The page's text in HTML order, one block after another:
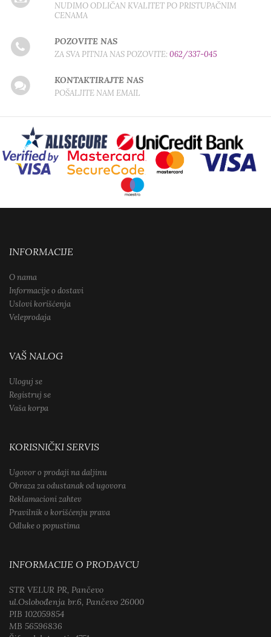
NUDIMO ODLIČAN KVALITET PO PRISTUPAČNIM
CENAMA
POZOVITE NAS
ZA SVA PITNJA NAS POZOVITE:062/337-045
KONTAKTIRAJTE NAS
POŠALJITE NAM EMAIL
INFORMACIJE
O nama
Informacije o dostavi
Uslovi korišćenja
Veleprodaja
VAŠ NALOG
Uloguj se
Registruj se
Vaša korpa
KORISNIČKI SERVIS
Ugovor o prodaji na daljinu
Obraza za odustanak od ugovora
Reklamacioni zahtev
Pravilnik o korišćenju prava
Odluke o popustima
INFORMACIJE O PRODAVCU
STR VELUR PR, Pančevo
ul.Oslobođenja br.6, Pančevo 26000
PIB 102059854
MB 56596836